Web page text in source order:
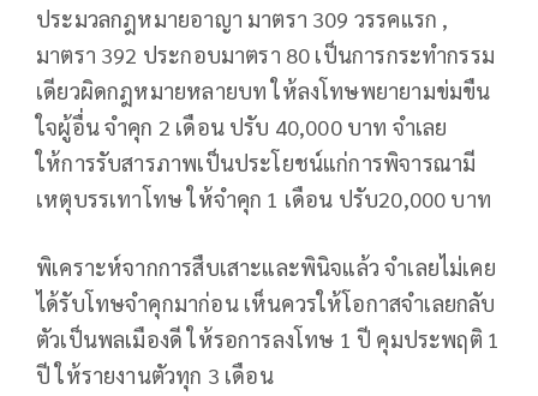
ประมวลกฎหมายอาญา มาตรา 309 วรรคแรก ,
มาตรา 392 ประกอบมาตรา 80 เป็นการกระทำกรรม
เดียวผิดกฎหมายหลายบท ให้ลงโทษพยายามข่มขืน
ใจผู้อื่น จำคุก 2 เดือน ปรับ 40,000 บาท จำเลย
ให้การรับสารภาพเป็นประโยชน์แก่การพิจารณามี
เหตุบรรเทาโทษ ให้จำคุก 1 เดือน ปรับ20,000 บาท
พิเคราะห์จากการสืบเสาะและพินิจแล้ว จำเลยไม่เคย
ได้รับโทษจำคุกมาก่อน เห็นควรให้โอกาสจำเลยกลับ
ตัวเป็นพลเมืองดี ให้รอการลงโทษ 1 ปี คุมประพฤติ 1
ปี ให้รายงานตัวทุก 3 เดือน